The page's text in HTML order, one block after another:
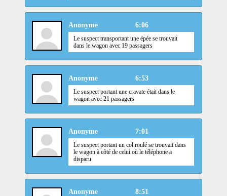
Anonyme 6:06
Le suspect transportant une épée se trouvait
dans le wagon avec 19 passagers
Anonyme 6:53
Le suspect portant une cravate était dans le
wagon avec 21 passagers
Anonyme 7:01
Le suspect portant un col roulé se trouvait dans
le wagon à côté de celui où le téléphone a
disparu
Anonyme 8:51